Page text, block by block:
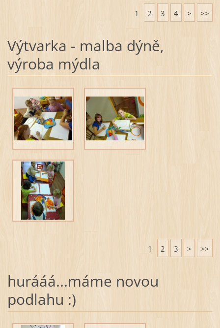
1 2 3 4 > >>
Výtvarka - malba dýně,
výroba mýdla
1 2 3 > >>
hurááá...máme novou
podlahu :)